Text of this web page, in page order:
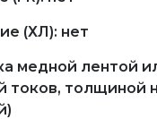
(ХЛ): нет
медной лентой
токов,